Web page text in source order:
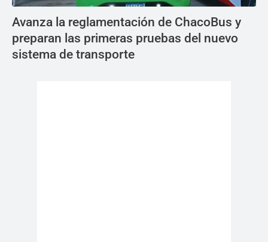
Avanza la reglamentación de ChacoBus y
preparan las primeras pruebas del nuevo
sistema de transporte